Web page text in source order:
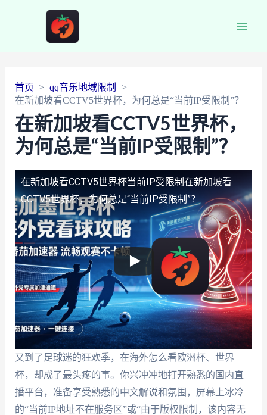
首页
qq音乐地域限制
在新加坡看CCTV5世界杯，为何总是“当前IP受限制”？
在新加坡看CCTV5世界杯，
为何总是“当前IP受限制”？
在新加坡看CCTV5世界杯当前IP受限制 在新加坡看
CCTV5世界杯，为何总是“当前IP受限制”？
又到了足球迷的狂欢季，在海外怎么看欧洲杯、世界
杯，却成了最头疼的事。你兴冲冲地打开熟悉的国内直
播平台，准备享受熟悉的中文解说和氛围，屏幕上冰冷
的“当前IP地址不在服务区”或“由于版权限制，该内容无